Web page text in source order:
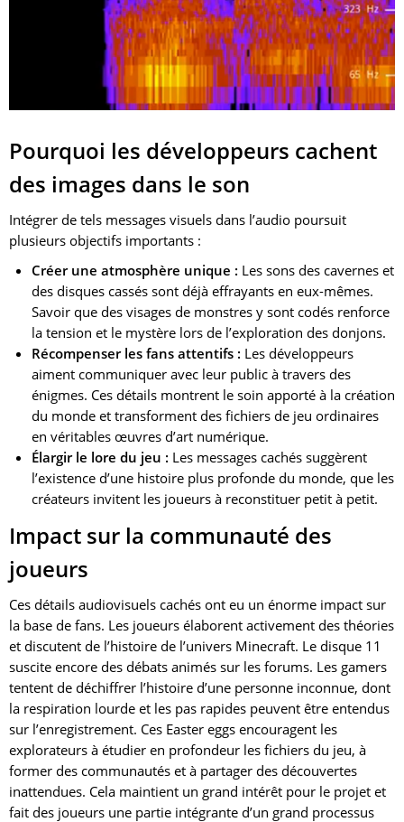
Pourquoi les développeurs cachent
des images dans le son
Intégrer de tels messages visuels dans l’audio poursuit
plusieurs objectifs importants :
Créer une atmosphère unique : Les sons des cavernes et
des disques cassés sont déjà effrayants en eux-mêmes.
Savoir que des visages de monstres y sont codés renforce
la tension et le mystère lors de l’exploration des donjons.
Récompenser les fans attentifs : Les développeurs
aiment communiquer avec leur public à travers des
énigmes. Ces détails montrent le soin apporté à la création
du monde et transforment des fichiers de jeu ordinaires
en véritables œuvres d’art numérique.
Élargir le lore du jeu : Les messages cachés suggèrent
l’existence d’une histoire plus profonde du monde, que les
créateurs invitent les joueurs à reconstituer petit à petit.
Impact sur la communauté des
joueurs
Ces détails audiovisuels cachés ont eu un énorme impact sur
la base de fans. Les joueurs élaborent activement des théories
et discutent de l’histoire de l’univers Minecraft. Le disque 11
suscite encore des débats animés sur les forums. Les gamers
tentent de déchiffrer l’histoire d’une personne inconnue, dont
la respiration lourde et les pas rapides peuvent être entendus
sur l’enregistrement. Ces Easter eggs encouragent les
explorateurs à étudier en profondeur les fichiers du jeu, à
former des communautés et à partager des découvertes
inattendues. Cela maintient un grand intérêt pour le projet et
fait des joueurs une partie intégrante d’un grand processus